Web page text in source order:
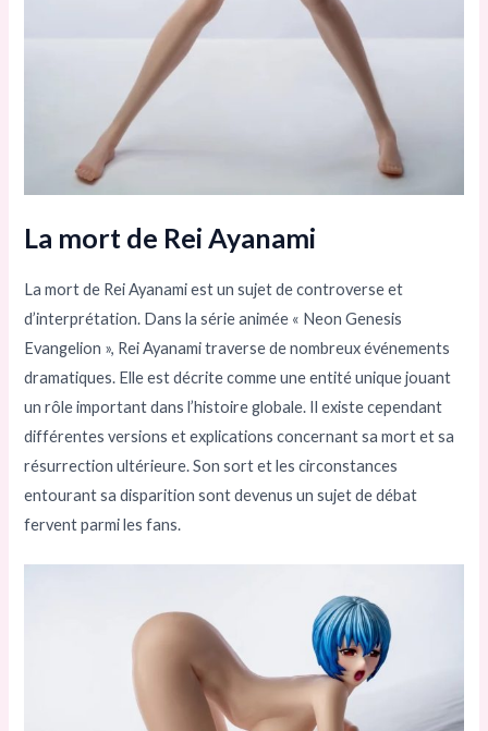
La mort de Rei Ayanami
La mort de Rei Ayanami est un sujet de controverse et
d’interprétation. Dans la série animée « Neon Genesis
Evangelion », Rei Ayanami traverse de nombreux événements
dramatiques. Elle est décrite comme une entité unique jouant
un rôle important dans l’histoire globale. Il existe cependant
différentes versions et explications concernant sa mort et sa
résurrection ultérieure. Son sort et les circonstances
entourant sa disparition sont devenus un sujet de débat
fervent parmi les fans.